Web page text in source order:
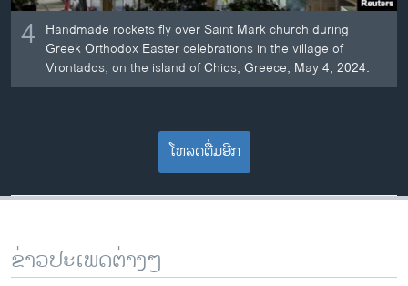
4 Handmade rockets fly over Saint Mark church during
Greek Orthodox Easter celebrations in the village of
Vrontados, on the island of Chios, Greece, May 4, 2024.
ໂຫລດຕື່ມອີກ
ຂ່າວປະເພດຕ່າງໆ